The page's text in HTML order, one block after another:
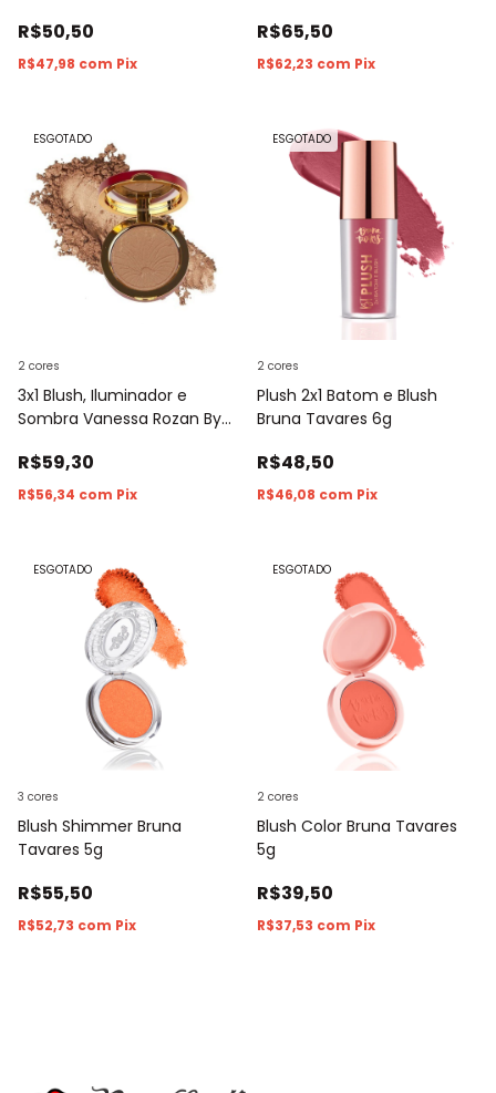
R$50,50
R$47,98 com Pix
R$65,50
R$62,23 com Pix
ESGOTADO
3x1 Blush, Iluminador e
Sombra Vanessa Rozan By
R$59,30
R$56,34 com Pix
2 cores
ESGOTADO
Plush 2x1 Batom e Blush
Bruna Tavares 6g
R$48,50
R$46,08 com Pix
2 cores
ESGOTADO
Blush Shimmer Bruna
Tavares 5g
R$55,50
R$52,73 com Pix
3 cores
ESGOTADO
Blush Color Bruna Tavares
5g
R$39,50
R$37,53 com Pix
2 cores